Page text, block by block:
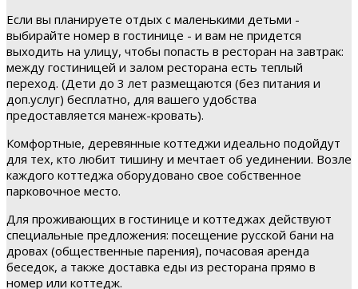
Если вы планируете отдых с маленькими детьми -
выбирайте номер в гостинице - и вам не придется
выходить на улицу, чтобы попасть в ресторан на завтрак:
между гостиницей и залом ресторана есть теплый
переход. (Дети до 3 лет размещаются (без питания и
доп.услуг) бесплатно, для вашего удобства
предоставляется манеж-кровать).
Комфортные, деревянные коттеджи идеально подойдут
для тех, кто любит тишину и мечтает об уединении. Возле
каждого коттеджа оборудовано свое собственное
парковочное место.
Для проживающих в гостинице и коттеджах действуют
специальные предложения: посещение русской бани на
дровах (общественные парения), почасовая аренда
беседок, а также доставка еды из ресторана прямо в
номер или коттедж.